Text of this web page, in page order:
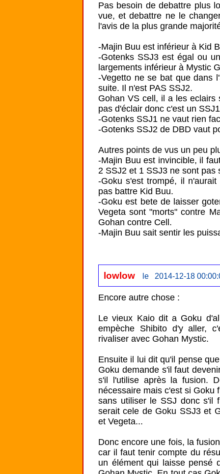
Pas besoin de debattre plus
vue, et debattre ne le
l'avis de la plus grande
-Majin Buu est inférieur à Kid
-Gotenks SSJ3 est égal ou
largements inférieur à Mystic
-Vegetto ne se bat que dans
suite. Il n'est PAS SSJ2.
Gohan VS cell, il a les eclairs
pas d'éclair donc c'est un
-Gotenks SSJ1 ne vaut rien
-Gotenks SSJ2 de DBD vaut
Autres points de vus un peu
-Majin Buu est invincible, il
2 SSJ2 et 1 SSJ3 ne sont pas
-Goku s'est trompé, il
pas battre Kid Buu.
-Goku est bete de laisser
Vegeta sont "morts" contre
Gohan contre Cell.
-Majin Buu sait sentir les
lowlow le 2014-12-18
Encore autre chose :
Le vieux Kaio dit a Goku
empèche Shibito d'y aller,
rivaliser avec Gohan Mystic.
Ensuite il lui dit qu'il pense
Goku demande s'il faut
s'il l'utilise après la fusion.
nécessaire mais c'est si Goku
sans utiliser le SSJ donc s'il
serait cele de Goku SSJ3 et
et Vegeta...
Donc encore une fois, la
car il faut tenir compte du
un élément qui laisse pensé